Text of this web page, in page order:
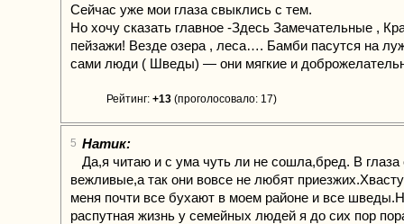
Сейчас уже мои глаза свыклись с тем.
Но хочу сказать главное -Здесь Замечательные ,
пейзажи! Везде озера , леса…. Бамби пасутся на
сами люди ( Шведы) — они мягкие и
Рейтинг: +13 (проголосовало: 17)
5 Натик:
Да,я читаю и с ума чуть ли не сошла,бред. В глаза
вежливые,а так они вовсе не любят
меня почти все бухают в моем районе и все
распутная жизнь у семейных людей я до сих пор